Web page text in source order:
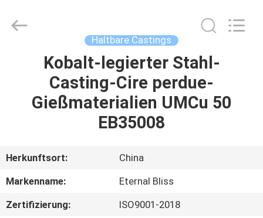
PRODUKTE
ÜBER
Forging
Co.,LTD..
Haltbare Castings
Kobalt-legierter Stahl-
Casting-Cire perdue-
Gießmaterialien UMCu 50
EB35008
Herkunftsort:
China
Markenname:
Eternal Bliss
Zertifizierung:
ISO9001-2018